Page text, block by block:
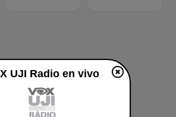
UJI Radio en vivo